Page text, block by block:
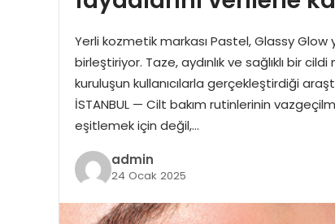
Yerli kozmetik markası Pastel, Glassy
birleştiriyor. Taze, aydınlık ve sağlıklı bir
kuruluşun kullanıcılarla gerçekleştirdiği
İSTANBUL — Cilt bakım rutinlerinin
eşitlemek için değil,…
admin
24 Ocak 2025